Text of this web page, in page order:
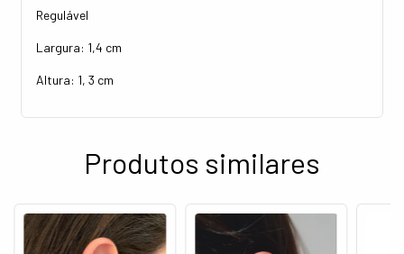
Regulável
Largura: 1,4 cm
Altura: 1, 3 cm
Produtos similares